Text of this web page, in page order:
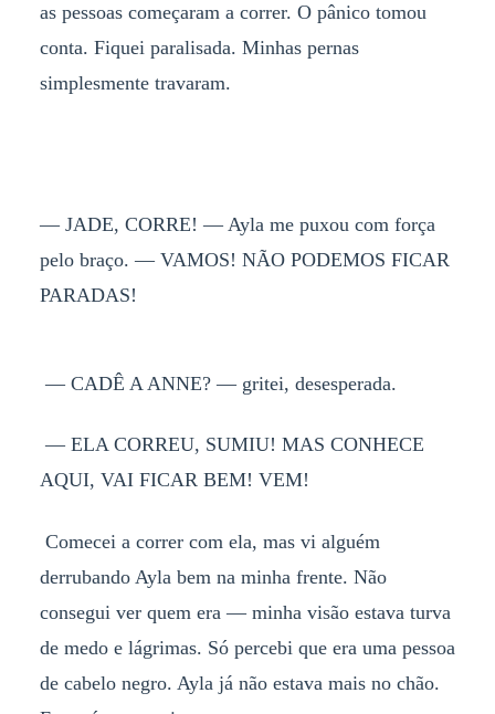
as pessoas começaram a correr. O pânico tomou
conta. Fiquei paralisada. Minhas pernas
simplesmente travaram.
— JADE, CORRE! — Ayla me puxou com força
pelo braço. — VAMOS! NÃO PODEMOS FICAR
PARADAS!
— CADÊ A ANNE? — gritei, desesperada.
— ELA CORREU, SUMIU! MAS CONHECE
AQUI, VAI FICAR BEM! VEM!
Comecei a correr com ela, mas vi alguém
derrubando Ayla bem na minha frente. Não
consegui ver quem era — minha visão estava turva
de medo e lágrimas. Só percebi que era uma pessoa
de cabelo negro. Ayla já não estava mais no chão.